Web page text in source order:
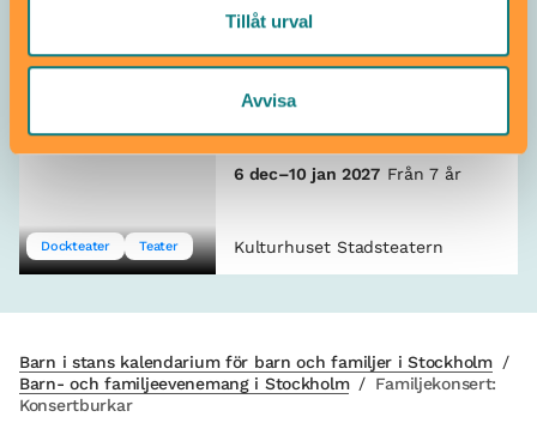
Tillåt urval
Avvisa
Teater Kulturhuset Stadsteatern
Dockteater Teater
Marionetteatern: Nils
Holgersson
6 dec–10 jan 2027 Från 7 år
Kulturhuset Stadsteatern
Barn i stans kalendarium för barn och familjer i Stockholm /
Barn- och familjeevenemang i Stockholm / Familjekonsert:
Konsertburkar